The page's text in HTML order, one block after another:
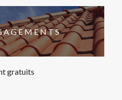
gratuits